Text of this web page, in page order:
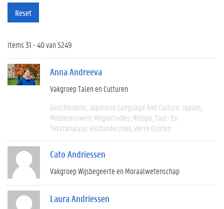
Reset
Items 31 - 40 van 5249
Anna Andreeva
Vakgroep Talen en Culturen
Geschiedenis Japanese Language And Culture Japans
Middeleeuwen Regiostudies Religie Taal- En
Tekstanalyse Veldonderzoek Verre Oosten
Cato Andriessen
Vakgroep Wijsbegeerte en Moraalwetenschap
Laura Andriessen